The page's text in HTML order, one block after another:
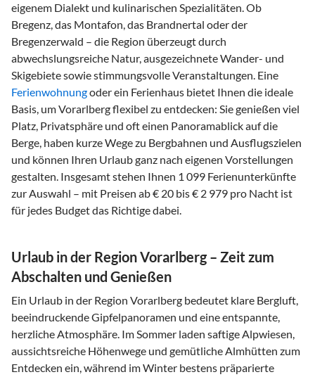
eigenem Dialekt und kulinarischen Spezialitäten. Ob
Bregenz, das Montafon, das Brandnertal oder der
Bregenzerwald – die Region überzeugt durch
abwechslungsreiche Natur, ausgezeichnete Wander- und
Skigebiete sowie stimmungsvolle Veranstaltungen. Eine
Ferienwohnungoder ein Ferienhaus bietet Ihnen die ideale
Basis, um Vorarlberg flexibel zu entdecken: Sie genießen viel
Platz, Privatsphäre und oft einen Panoramablick auf die
Berge, haben kurze Wege zu Bergbahnen und Ausflugszielen
und können Ihren Urlaub ganz nach eigenen Vorstellungen
gestalten. Insgesamt stehen Ihnen 1 099 Ferienunterkünfte
zur Auswahl – mit Preisen ab € 20 bis € 2 979 pro Nacht ist
für jedes Budget das Richtige dabei.
Urlaub in der Region Vorarlberg – Zeit zum
Abschalten und Genießen
Ein Urlaub in der Region Vorarlberg bedeutet klare Bergluft,
beeindruckende Gipfelpanoramen und eine entspannte,
herzliche Atmosphäre. Im Sommer laden saftige Alpwiesen,
aussichtsreiche Höhenwege und gemütliche Almhütten zum
Entdecken ein, während im Winter bestens präparierte